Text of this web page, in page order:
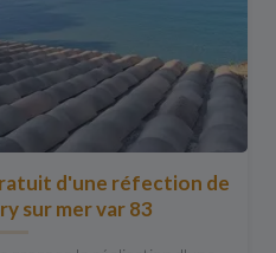
d'une réfection de
sur mer var 83